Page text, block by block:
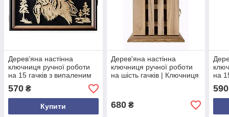
Дерев’яна настінна
ключниця ручної роботи
на 15 гачків з випаленим
собакою | Органайзер для
ключів з дерева |
Ключниця з дверцятам
570 ₴
Купити
Дерев'яна настінна
ключниця ручної роботи
на шість гачків | Ключниця
680₴
на
590